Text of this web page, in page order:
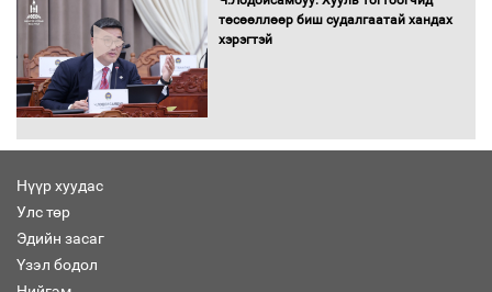
төсөөллөөр биш судалгаатай хандах
хэрэгтэй
Нүүр хуудас
Улс төр
Эдийн засаг
Үзэл бодол